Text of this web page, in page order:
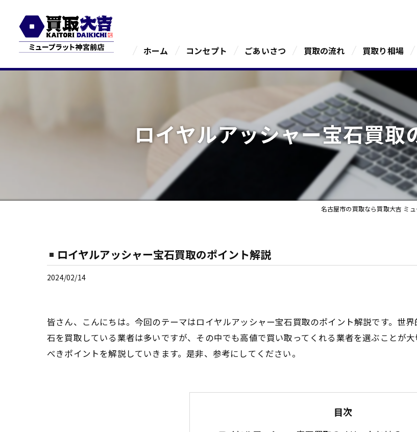
ホーム コンセプト ごあいさつ 買取の流れ 買取り相場
ロイヤルアッシャー宝石買取
名古屋市の買取なら買取大吉 ミ
ロイヤルアッシャー宝石買取のポイント解説
2024/02/14
皆さん、こんにちは。今回のテーマはロイヤルアッシャー宝石買取のポイント解説です。世
石を買取している業者は多いですが、その中でも高値で買い取ってくれる業者を選ぶことが
べきポイントを解説していきます。是非、参考にしてください。
目次